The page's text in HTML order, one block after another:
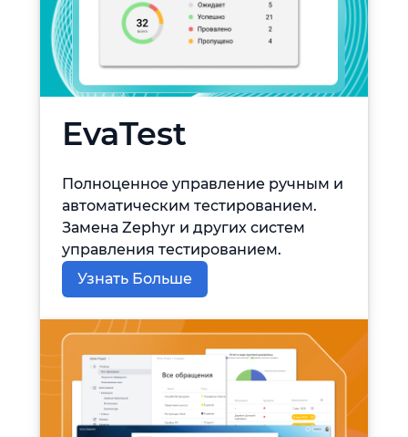
EvaTest
Полноценное управление ручным и
автоматическим тестированием.
Замена Zephyr и других систем
управления тестированием.
Узнать Больше